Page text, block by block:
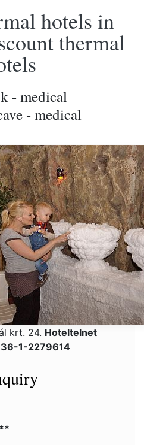
hotels in
thermal
- medical
- medical
krt. 24. Hoteltelnet
1-2279614